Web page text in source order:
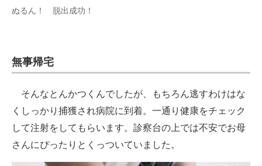
ぬるん！ 脱出成功！
無事帰宅
そんなとんかつくんでしたが、もちろん逃すわけはな
くしっかり捕獲され病院に到着。一通り健康をチェック
して注射をしてもらいます。診察台の上では不安でお母
さんにぴったりとくっついていました。